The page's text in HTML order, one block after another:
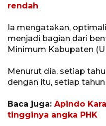
rendah
Ia mengatakan,
menjadi bagian dari
Minimum Kabupaten
Menurut dia, setiap
dengan itu, setiap
Baca juga: Apindo
tingginya angka PHK